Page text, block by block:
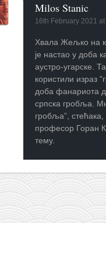
Milos Stanic
16th February 2021 at
Хвала Жељко на
је настао у доба
аустро-угарске.
користили израз
доба фанариота
српска гробља.
гробља”,
професор Горан
тему.